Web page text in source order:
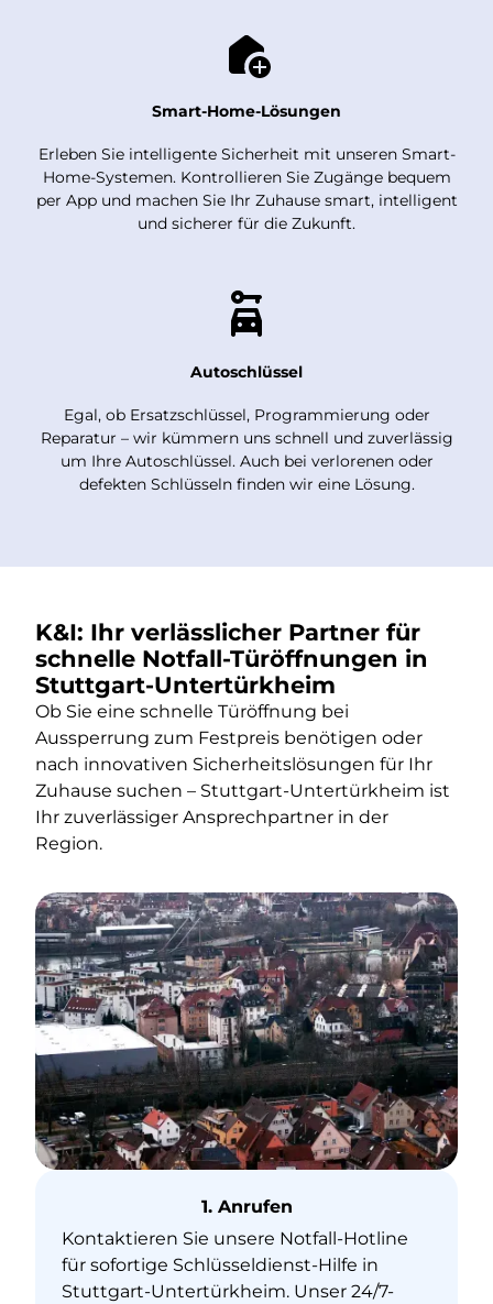
Smart-Home-Lösungen
Erleben Sie intelligente Sicherheit mit unseren Smart-
Home-Systemen. Kontrollieren Sie Zugänge bequem
per App und machen Sie Ihr Zuhause smart, intelligent
und sicherer für die Zukunft.
Autoschlüssel
Egal, ob Ersatzschlüssel, Programmierung oder
Reparatur – wir kümmern uns schnell und zuverlässig
um Ihre Autoschlüssel. Auch bei verlorenen oder
defekten Schlüsseln finden wir eine Lösung.
K&I: Ihr verlässlicher Partner für
schnelle Notfall-Türöffnungen in
Stuttgart-Untertürkheim
Ob Sie eine schnelle Türöffnung bei
Aussperrung zum Festpreis benötigen oder
nach innovativen Sicherheitslösungen für Ihr
Zuhause suchen – Stuttgart-Untertürkheim ist
Ihr zuverlässiger Ansprechpartner in der
Region.
1. Anrufen
Kontaktieren Sie unsere Notfall-Hotline
für sofortige Schlüsseldienst-Hilfe in
Stuttgart-Untertürkheim. Unser 24/7-